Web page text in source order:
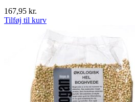
167,95 kr.
Tilføj til kurv